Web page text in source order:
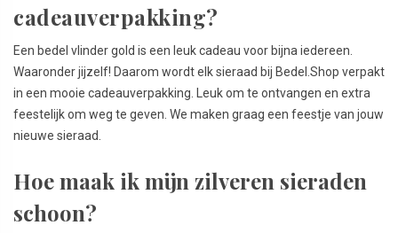
cadeauverpakking?
Een bedel vlinder gold is een leuk cadeau voor bijna iedereen.
Waaronder jijzelf! Daarom wordt elk sieraad bij Bedel.Shop verpakt
in een mooie cadeauverpakking. Leuk om te ontvangen en extra
feestelijk om weg te geven. We maken graag een feestje van jouw
nieuwe sieraad.
Hoe maak ik mijn zilveren sieraden
schoon?